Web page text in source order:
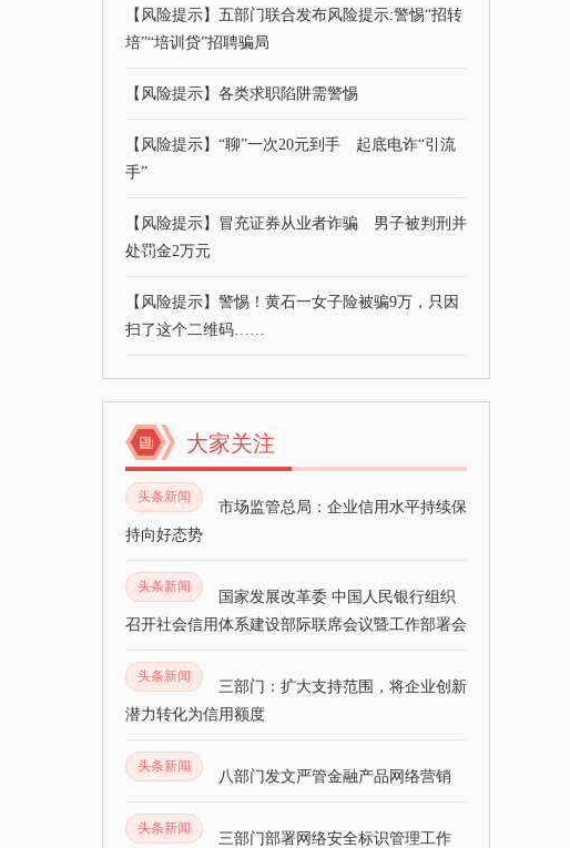
【风险提示】五部门联合发布风险提示:警惕“招转
培”“培训贷”招聘骗局
【风险提示】各类求职陷阱需警惕
【风险提示】“聊”一次20元到手 起底电诈“引流
手”
【风险提示】冒充证券从业者诈骗 男子被判刑并
处罚金2万元
【风险提示】警惕！黄石一女子险被骗9万，只因
扫了这个二维码……
大家关注
头条新闻
市场监管总局：企业信用水平持续保
持向好态势
头条新闻
国家发展改革委 中国人民银行组织
召开社会信用体系建设部际联席会议暨工作部署会
头条新闻
三部门：扩大支持范围，将企业创新
潜力转化为信用额度
头条新闻
八部门发文严管金融产品网络营销
头条新闻
三部门部署网络安全标识管理工作